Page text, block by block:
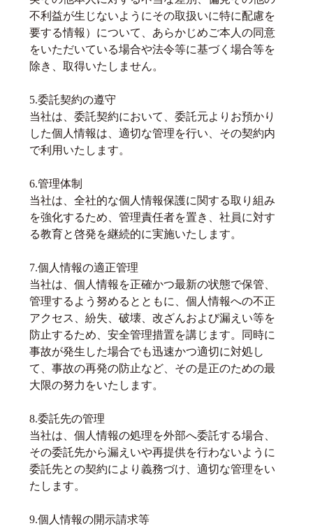
不利益が生じないようにその取扱いに特に配慮を
要する情報）について、あらかじめご本人の同意
をいただいている場合や法令等に基づく場合等を
除き、取得いたしません。
5.委託契約の遵守
当社は、委託契約において、委託元よりお預かり
した個人情報は、適切な管理を行い、その契約内
で利用いたします。
6.管理体制
当社は、全社的な個人情報保護に関する取り組み
を強化するため、管理責任者を置き、社員に対す
る教育と啓発を継続的に実施いたします。
7.個人情報の適正管理
当社は、個人情報を正確かつ最新の状態で保管、
管理するよう努めるとともに、個人情報への不正
アクセス、紛失、破壊、改ざんおよび漏えい等を
防止するため、安全管理措置を講じます。同時に
事故が発生した場合でも迅速かつ適切に対処し
て、事故の再発の防止など、その是正のための最
大限の努力をいたします。
8.委託先の管理
当社は、個人情報の処理を外部へ委託する場合、
その委託先から漏えいや再提供を行わないように
委託先との契約により義務づけ、適切な管理をい
たします。
9.個人情報の開示請求等